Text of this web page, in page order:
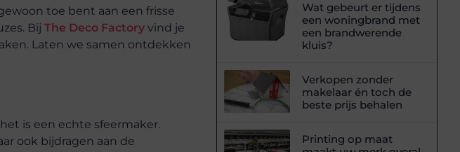
toe bent aan een frisse
Bij The Deco Factory vind je
Laten we samen ontdekken
is een echte sfeermaker.
ook bijdragen aan de
Wat gebeurt er tijdens
een woningbrand met
een brandwerende
kluis?
Verkopen zonder
makelaar én toch de
beste prijs behalen
Printing op maat